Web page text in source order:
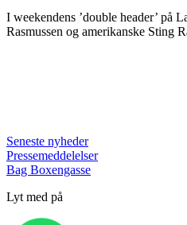
I weekendens ’double header’ på
Rasmussen og amerikanske Sting
Seneste nyheder
Pressemeddelelser
Bag Boxengasse
Lyt med på